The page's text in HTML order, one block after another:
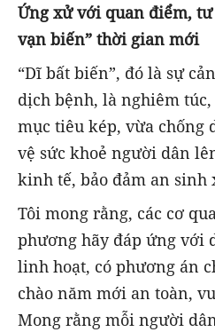
Ứng xử với quan điểm,
vạn biến” thời gian mới
“Dĩ bất biến”, đó là sự
dịch bệnh, là nghiêm
mục tiêu kép, vừa chống
vệ sức khoẻ người dân
kinh tế, bảo đảm an sinh
Tôi mong rằng, các cơ
phương hãy đáp ứng với
linh hoạt, có phương án
chào năm mới an toàn,
Mong rằng mỗi người